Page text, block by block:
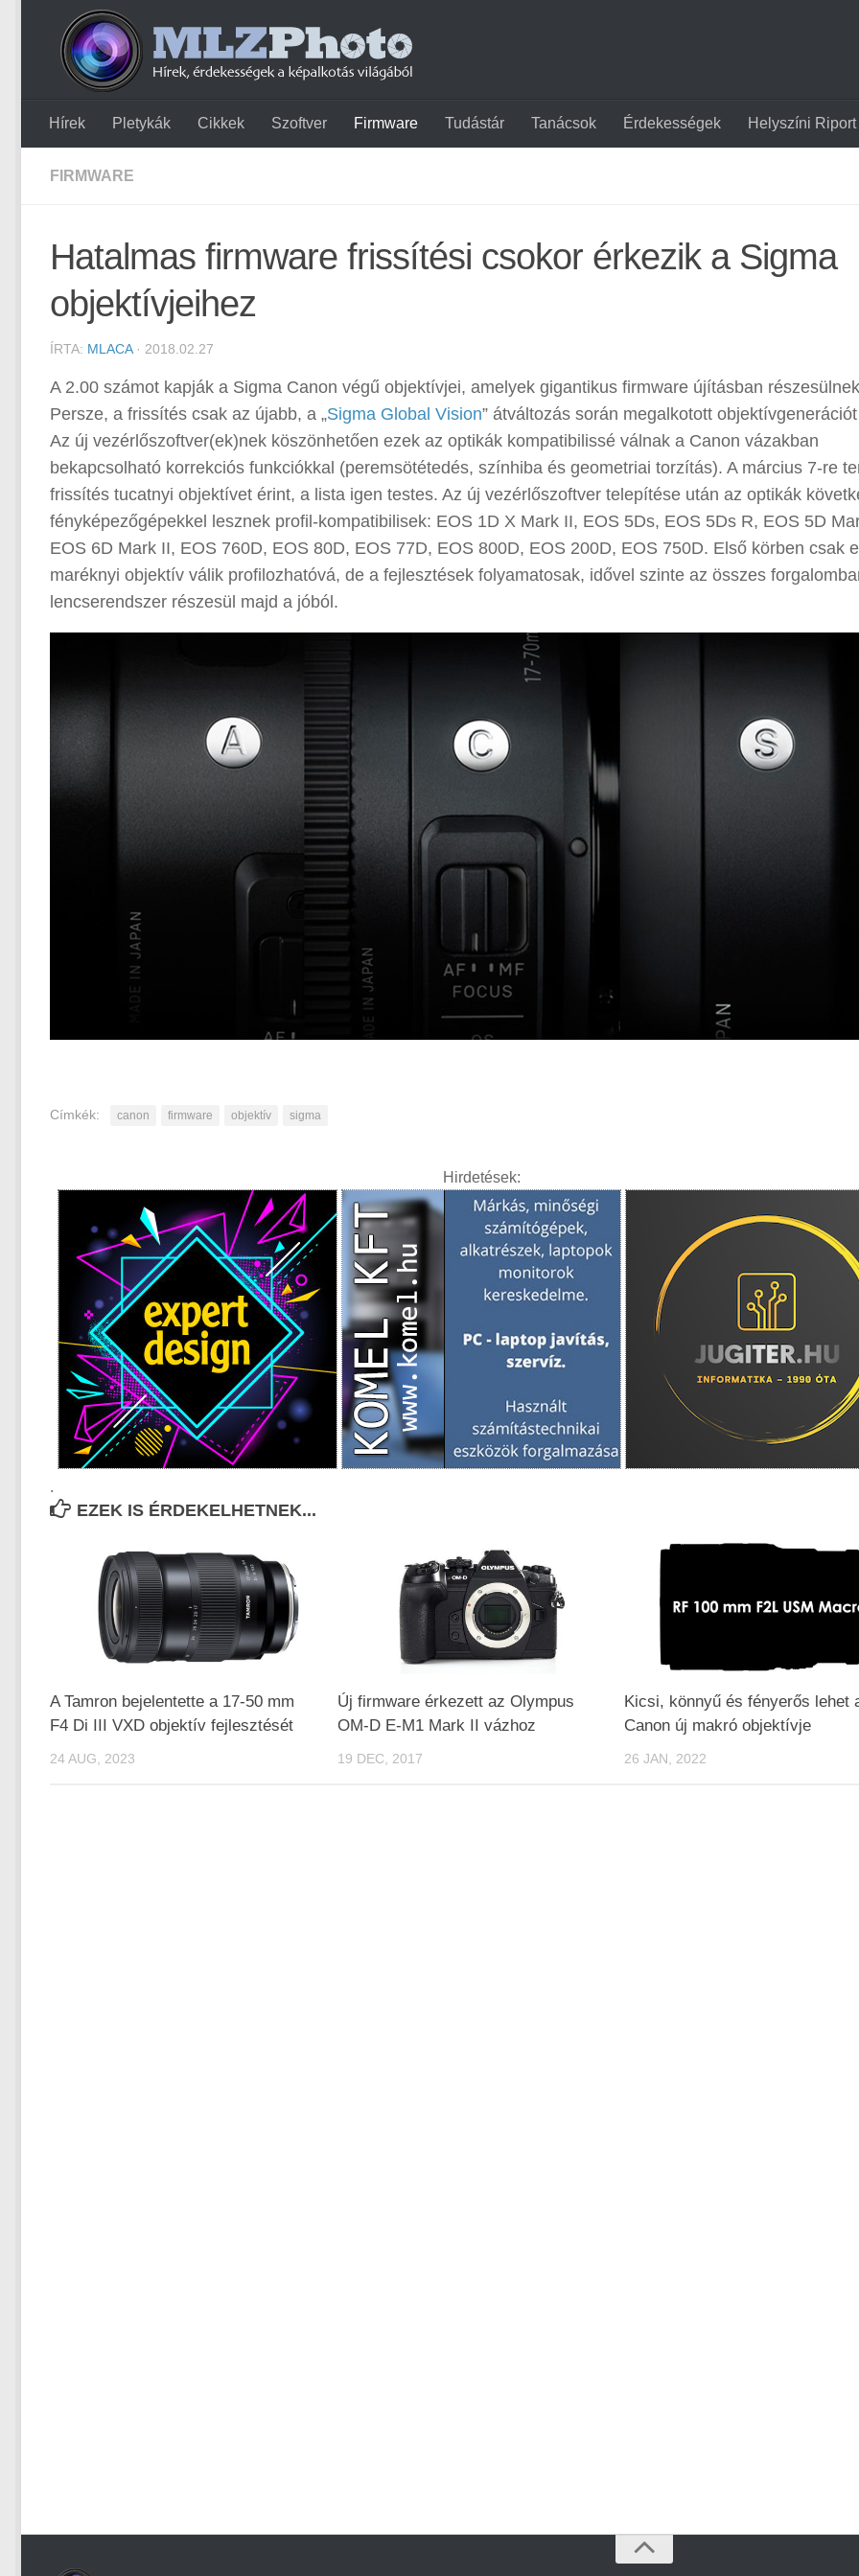
Hírek Pletykák Cikkek Szoftver Firmware Tudástár Tanácsok Érdekességek Helyszíni Riport
FIRMWARE
Hatalmas firmware frissítési csokor érkezik a Sigma
objektívjeihez
ÍRTA: MLACA· 2018.02.27
A 2.00 számot kapják a Sigma Canon végű objektívjei, amelyek gigantikus firmware újításban
Persze, a frissítés csak az újabb, a „Sigma Global Vision” átváltozás során megalkotott
Az új vezérlőszoftver(ek)nek köszönhetően ezek az optikák kompatibilissé válnak a Canon vázakban
bekapcsolható korrekciós funkciókkal (peremsötétedés, színhiba és geometriai torzítás). A március 7-re
frissítés tucatnyi objektívet érint, a lista igen testes. Az új vezérlőszoftver telepítése után az optikák
fényképezőgépekkel lesznek profil-kompatibilisek: EOS 1D X Mark II, EOS 5Ds, EOS 5Ds R, EOS 5D
EOS 6D Mark II, EOS 760D, EOS 80D, EOS 77D, EOS 800D, EOS 200D, EOS 750D. Első körben csak
maréknyi objektív válik profilozhatóvá, de a fejlesztések folyamatosak, idővel szinte az összes
lencserendszer részesül majd a jóból.
Címkék: canon firmware objektív sigma
Hirdetések:
.
EZEK IS ÉRDEKELHETNEK...
A Tamron bejelentette a 17-50 mm
F4 Di III VXD objektív fejlesztését
24 AUG, 2023
Új firmware érkezett az Olympus
OM-D E-M1 Mark II vázhoz
19 DEC, 2017
Kicsi, könnyű és fényerős lehet
Canon új makró objektívje
26 JAN, 2022